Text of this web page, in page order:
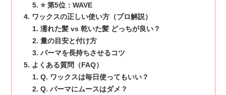
⭐ 第5位：WAVE
ワックスの正しい使い方（プロ解説）
濡れた髪 vs 乾いた髪 どっちが良い？
量の目安と付け方
パーマを長持ちさせるコツ
よくある質問（FAQ）
Q. ワックスは毎日使ってもいい？
Q. パーマにムースはダメ？